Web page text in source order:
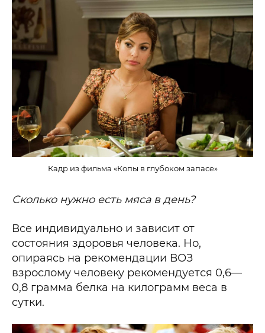
Кадр из фильма «Копы в глубоком запасе»
Сколько нужно есть мяса в день?
Все индивидуально и зависит от
состояния здоровья человека. Но,
опираясь на рекомендации ВОЗ
взрослому человеку рекомендуется 0,6—
0,8 грамма белка на килограмм веса в
сутки.